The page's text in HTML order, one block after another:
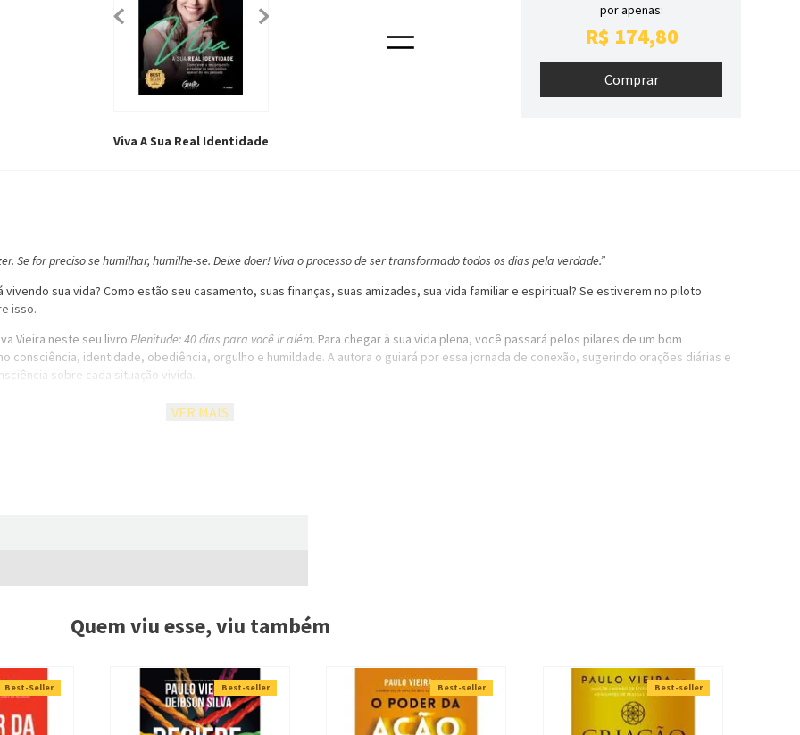
Viva A Sua Real Identidade
por apenas:
R$ 174,80
Se for preciso se humilhar, humilhe-se. Deixe doer! Viva o processo de ser transformado todos os dias pela verdade.”
sua vida? Como estão seu casamento, suas finanças, suas amizades, sua vida familiar e espiritual? Se estiverem no piloto
isso.
Vieira neste seu livro Plenitude: 40 dias para você ir além. Para chegar à sua vida plena, você passará pelos pilares de um bom
consciência, identidade, obediência, orgulho e humildade. A autora o guiará por essa jornada de conexão, sugerindo orações diárias e
sobre cada situação vivida.
humilhar-se diante do Pai, aceitando o que Ele trouxer para você;
que já não fazem sentido e que impedem que sua vida siga na direção da plenitude que você merece;
Vieira. Desenvolveu o Mulheres Experience, o maior programa do Brasil voltado para mulheres que são mães e empresárias e desejam
dessas áreas. Formou ainda o Movimento Eu Vou Além (EVA), uma jornada que impacta milhares de mulheres por meio de
Getúlio Vargas (FGV).
VER MAIS
Quem viu esse, viu também
Best-Seller Best-seller Best-seller Best-seller